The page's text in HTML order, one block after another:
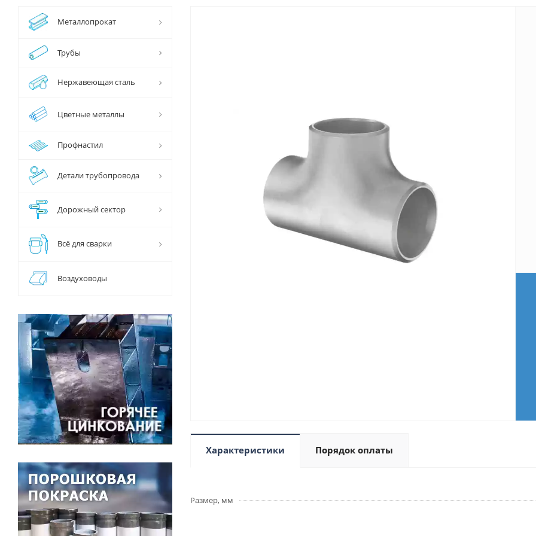
Характеристики Порядок оплаты
Размер, мм
Металлопрокат
Трубы
Нержавеющая сталь
Цветные металлы
Профнастил
Детали трубопровода
Дорожный сектор
Всё для сварки
Воздуховоды